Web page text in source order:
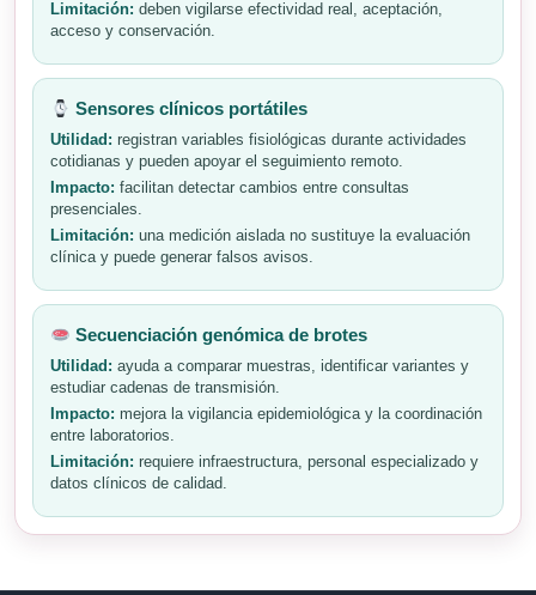
Limitación: deben vigilarse efectividad real, aceptación,
acceso y conservación.
Sensores clínicos portátiles
Utilidad: registran variables fisiológicas durante actividades
cotidianas y pueden apoyar el seguimiento remoto.
Impacto: facilitan detectar cambios entre consultas
presenciales.
Limitación: una medición aislada no sustituye la evaluación
clínica y puede generar falsos avisos.
Secuenciación genómica de brotes
Utilidad: ayuda a comparar muestras, identificar variantes y
estudiar cadenas de transmisión.
Impacto: mejora la vigilancia epidemiológica y la coordinación
entre laboratorios.
Limitación: requiere infraestructura, personal especializado y
datos clínicos de calidad.